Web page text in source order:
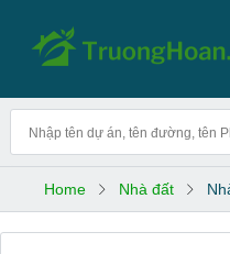
Home Nhà đất